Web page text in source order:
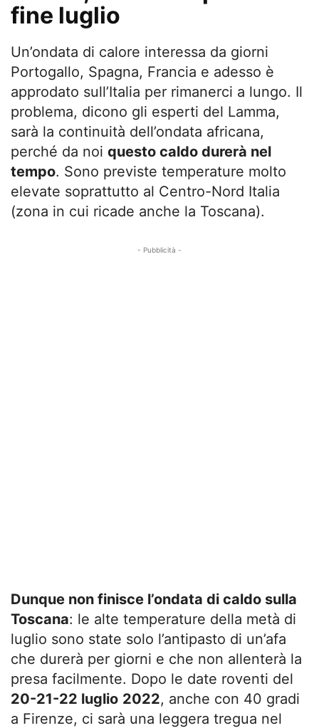
fine luglio
Un’ondata di calore interessa da giorni
Portogallo, Spagna, Francia e adesso è
approdato sull’Italia per rimanerci a lungo. Il
problema, dicono gli esperti del Lamma,
sarà la continuità dell’ondata africana,
perché da noi questo caldo durerà nel
tempo. Sono previste temperature molto
elevate soprattutto al Centro-Nord Italia
(zona in cui ricade anche la Toscana).
- Pubblicità -
Dunque non finisce l’ondata di caldo sulla
Toscana: le alte temperature della metà di
luglio sono state solo l’antipasto di un’afa
che durerà per giorni e che non allenterà la
presa facilmente. Dopo le date roventi del
20-21-22 luglio 2022, anche con 40 gradi
a Firenze, ci sarà una leggera tregua nel